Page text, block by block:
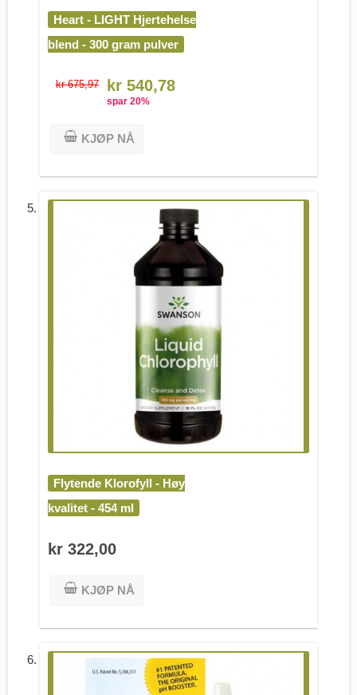
Heart - LIGHT Hjertehelse
blend - 300 gram pulver
kr 675,97 kr 540,78
spar 20%
KJØP NÅ
Flytende Klorofyll - Høy
kvalitet - 454 ml
kr 322,00
KJØP NÅ